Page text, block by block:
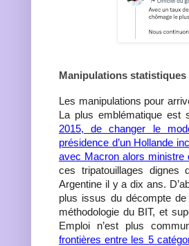
Manipulations
Les manipulations pour
La plus emblématique est
2015, de changer le
présidence d’un Hollande
avec Macron alors ministre
ces tripatouillages dignes
Argentine il y a dix ans.
plus issus du décompte
méthodologie du BIT, et
Emploi n’est plus
frontières entre les 5